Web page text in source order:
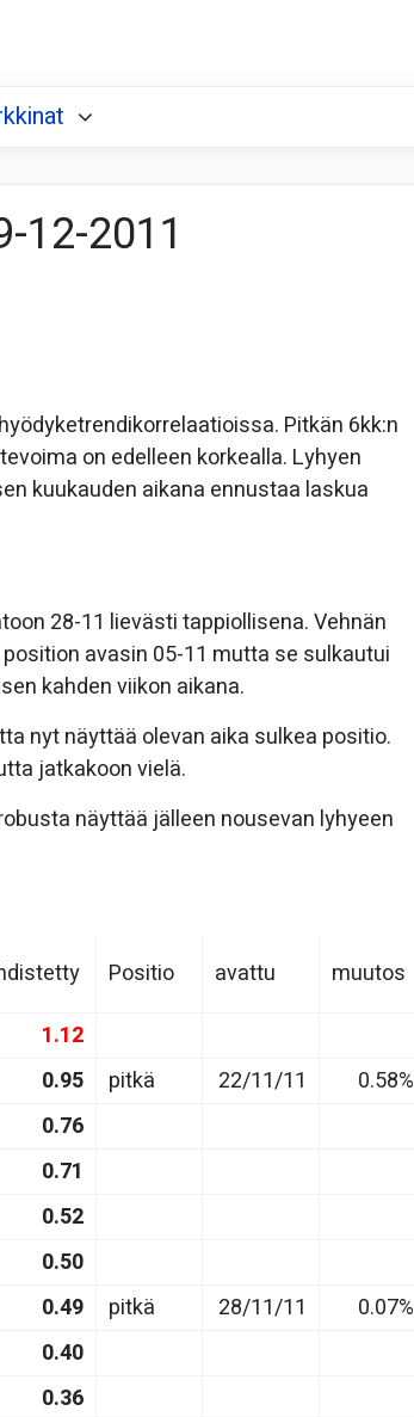
12-2011
Pitkän 6kk:n
on edelleen korkealla. Lyhyen
kuukauden aikana ennustaa laskua
28-11 lievästi tappiollisena. Vehnän
avasin 05-11 mutta se sulkautui
kahden viikon aikana.
nyt näyttää olevan aika sulkea positio.
jatkakoon vielä.
näyttää jälleen nousevan lyhyeen
Positio avattu
muutos
1.12
0.95 pitkä 22/11/11
0.58%
0.76
0.71
0.52
0.50
0.49 pitkä 28/11/11
0.07%
0.40
0.36